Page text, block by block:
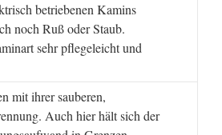
betriebenen Kamins
noch Ruß oder Staub.
sehr pflegeleicht und
mit ihrer sauberen,
Auch hier hält sich der